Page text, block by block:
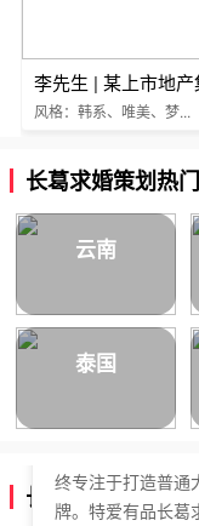
李先生 | 某上市地
风格：韩系、唯美、梦...
长葛求婚策划热
云南
泰国
长葛求婚策划公
特爱有品长葛求婚
终专注于打造普通
牌。特爱有品长葛